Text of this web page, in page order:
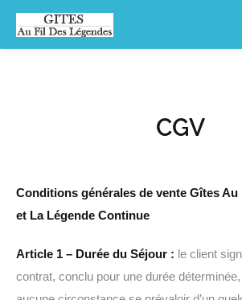
CGV
Conditions générales de vente Gîtes Au
et La Légende Continue
Article 1 – Durée du Séjour : le client
contrat, conclu pour une durée